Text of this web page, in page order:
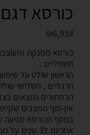
כורסא דגם COMODO METAL
₪6,958
חשמליים :
הראשון שולט על
הרגליים , השלישי
הכפתורים נמצאים
אין-סוף המצבים
בנוסף הכורסא
אחריות ל3 שנים על מנגנוני הכורסא , שנה על סוללה נטענת .